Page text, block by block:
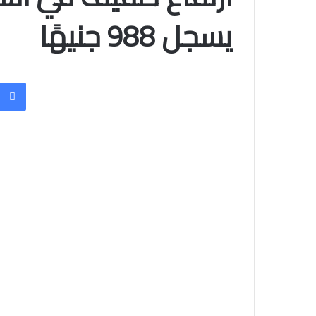
يسجل 988 جنيهًا